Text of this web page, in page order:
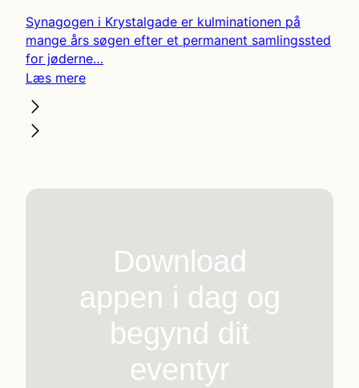
Synagogen i Krystalgade er kulminationen på
mange års søgen efter et permanent samlingssted
for jøderne…
Læs mere
Download
appen i dag og
begynd dit
eventyr